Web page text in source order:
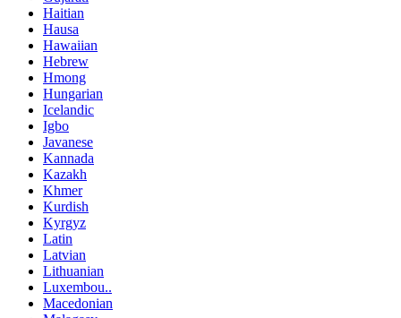
Haitian
Hausa
Hawaiian
Hebrew
Hmong
Hungarian
Icelandic
Igbo
Javanese
Kannada
Kazakh
Khmer
Kurdish
Kyrgyz
Latin
Latvian
Lithuanian
Luxembou..
Macedonian